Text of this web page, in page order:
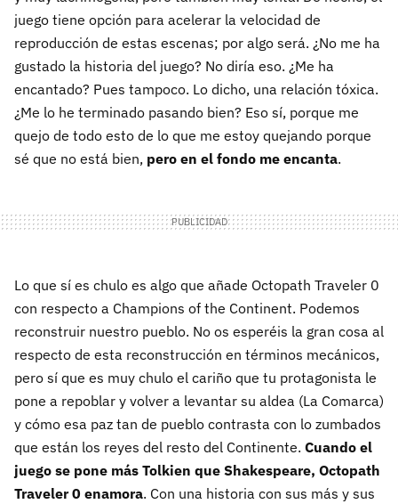
juego tiene opción para acelerar la velocidad de
reproducción de estas escenas; por algo será. ¿No me ha
gustado la historia del juego? No diría eso. ¿Me ha
encantado? Pues tampoco. Lo dicho, una relación tóxica.
¿Me lo he terminado pasando bien? Eso sí, porque me
quejo de todo esto de lo que me estoy quejando porque
sé que no está bien, pero en el fondo me encanta.
Lo que sí es chulo es algo que añade Octopath Traveler 0
con respecto a Champions of the Continent. Podemos
reconstruir nuestro pueblo. No os esperéis la gran cosa al
respecto de esta reconstrucción en términos mecánicos,
pero sí que es muy chulo el cariño que tu protagonista le
pone a repoblar y volver a levantar su aldea (La Comarca)
y cómo esa paz tan de pueblo contrasta con lo zumbados
que están los reyes del resto del Continente. Cuando el
juego se pone más Tolkien que Shakespeare, Octopath
Traveler 0 enamora. Con una historia con sus más y sus